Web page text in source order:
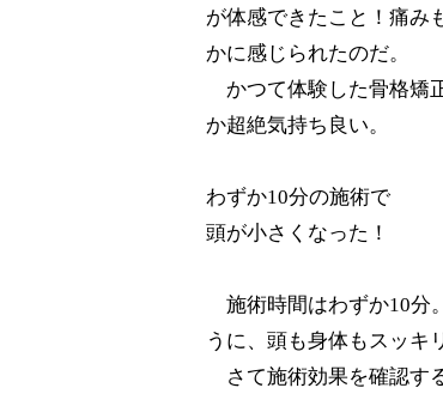
が体感できたこと！痛み
かに感じられたのだ。
かつて体験した骨格矯
か超絶気持ち良い。
わずか10分の施術で
頭が小さくなった！
施術時間はわずか10分
うに、頭も身体もスッキ
さて施術効果を確認す